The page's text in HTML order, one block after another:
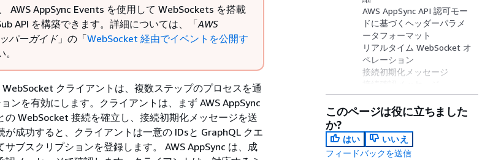
AWS AppSync Events を使用して WebSockets を搭載
API を構築できます。詳細については、「AWS
パーガイド」の「WebSocket 経由でイベントを公開す
クライアントは、複数ステップのプロセスを通
ンを有効にします。クライアントは、まず AWS AppSync
の WebSocket 接続を確立し、接続初期化メッセージを送
成功すると、クライアントは一意の IDsと GraphQL クエ
サブスクリプションを登録します。 AWS AppSync は、成
AWS AppSync API 認可モー
ドに基づくヘッダーパラメ
ータフォーマット
リアルタイム WebSocket オ
ペレーション
接続初期化メッセージ
キープアライブメッセージ
サブスクリプション登録メ
ッセージ
サブスクリプション確認メ
ッセージ
エラーメッセージ
このページは役に立ちました
か?
はい
いいえ
フィードバックを送信